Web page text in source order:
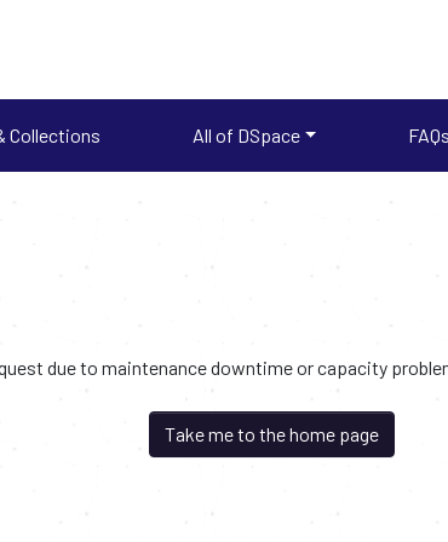
Collections All of DSpace FAQs
due to maintenance downtime or capacity
Take me to the home page